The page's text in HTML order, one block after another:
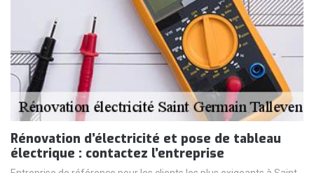
Rénovation d’électricité et pose de tableau
électrique : contactez l’entreprise